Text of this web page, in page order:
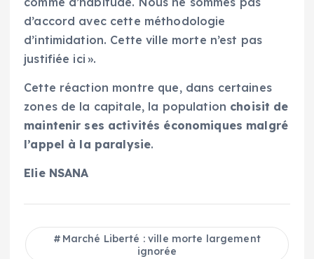
d’accord avec cette méthodologie
d’intimidation. Cette ville morte n’est pas
justifiée ici ».
Cette réaction montre que, dans certaines
zones de la capitale, la population choisit de
maintenir ses activités économiques malgré
l’appel à la paralysie.
Elie NSANA
Marché Liberté : ville morte largement
ignorée